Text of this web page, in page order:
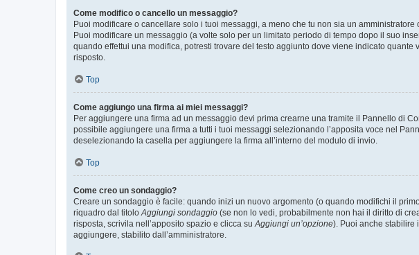
Come modifico o cancello un messaggio?
Puoi modificare o cancellare solo i tuoi messaggi, a meno che tu non sia un
Puoi modificare un messaggio (a volte solo per un limitato periodo di tempo dopo il suo
quando effettui una modifica, potresti trovare del testo aggiunto dove viene indicato
risposto.
Top
Come aggiungo una firma ai miei messaggi?
Per aggiungere una firma ad un messaggio devi prima crearne una tramite il Pannello di
possibile aggiungere una firma a tutti i tuoi messaggi selezionando l’apposita voce nel
deselezionando la casella per aggiungere la firma all’interno del modulo di invio.
Top
Come creo un sondaggio?
Creare un sondaggio è facile: quando inizi un nuovo argomento (o quando modifichi il
riquadro dal titolo Aggiungi sondaggio (se non lo vedi, probabilmente non hai il diritto di
risposta, scrivila nell’apposito spazio e clicca su Aggiungi un’opzione). Puoi anche stabilire
aggiungere, stabilito dall’amministratore.